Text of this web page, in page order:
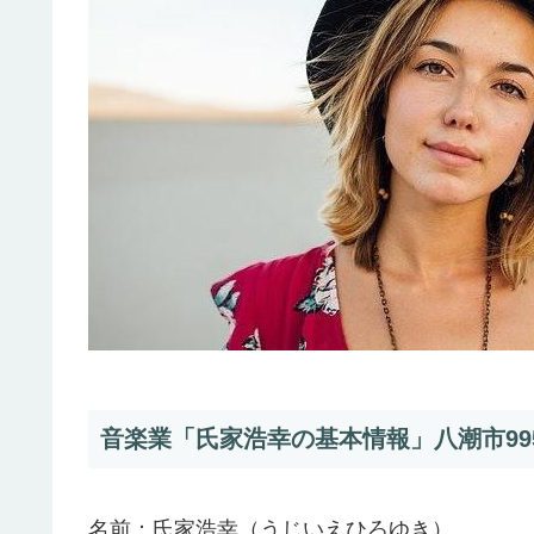
音楽業「氏家浩幸の基本情報」八潮市